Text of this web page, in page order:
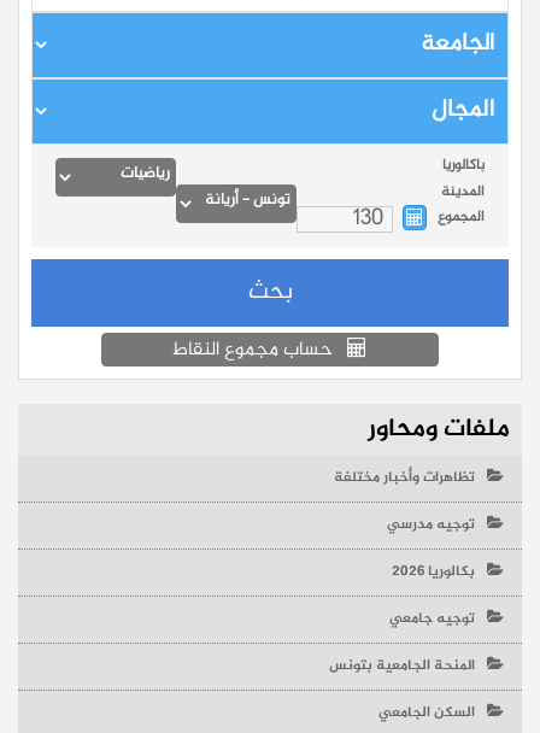
باكالوريا
المدينة
المجموع
حساب مجموع النقاط
ملفات ومحاور
تظاهرات وأخبار مختلفة
توجيه مدرسي
بكالوريا 2026
توجيه جامعي
المنحة الجامعية بتونس
السكن الجامعي